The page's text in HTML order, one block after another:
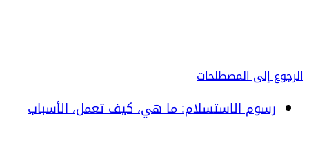
الرجوع إلى المصطلحات
رسوم الاستسلام: ما هي، كيف تعمل، الأسباب